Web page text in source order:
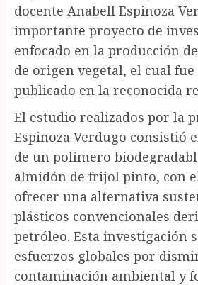
docente Anabell Espinoza
importante proyecto de
enfocado en la producción
de origen vegetal, el cual
publicado en la reconocida
El estudio realizados por la
Espinoza Verdugo consistió
de un polímero
almidón de frijol pinto, con
ofrecer una alternativa
plásticos convencionales
petróleo. Esta investigación
esfuerzos globales por
contaminación ambiental y